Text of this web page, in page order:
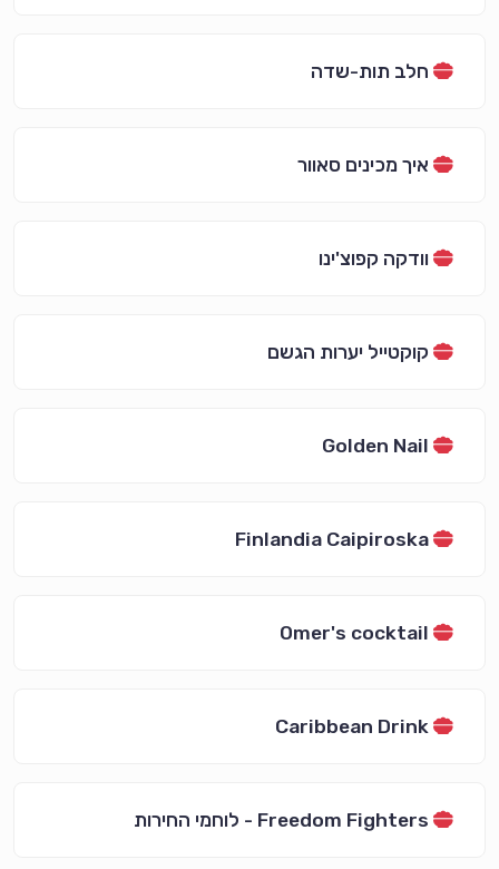
חלב תות-שדה
איך מכינים סאוור
וודקה קפוצ'ינו
קוקטייל יערות הגשם